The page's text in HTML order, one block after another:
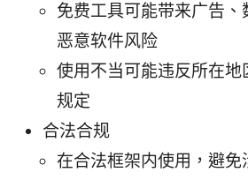
免费工具可能带来广告、
恶意软件风险
使用不当可能违反所在地
规定
合法合规
在合法框架内使用，避免